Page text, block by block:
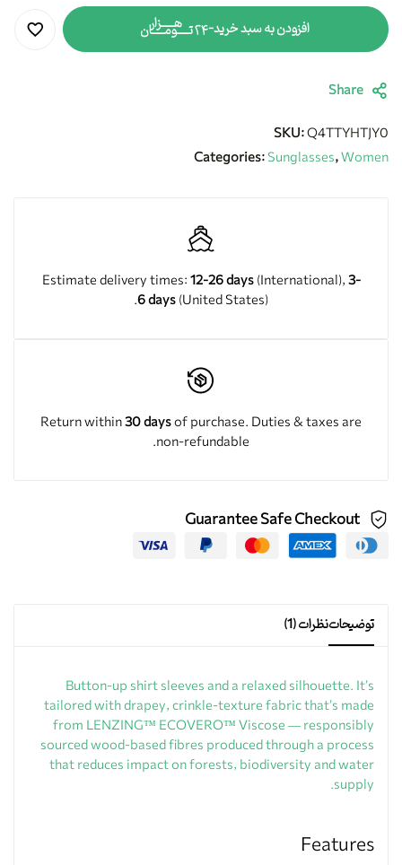
افزودن به سبد خرید-۲۴ هزار
تومان
Share
SKU:Q4TTYHTJY0
Categories:Sunglasses,Women
Estimate delivery times:12-26 days(International),3-
6 days(United States).
Return within30 daysof purchase. Duties & taxes are
non-refundable.
Guarantee Safe Checkout
توضیحاتنظرات (1)
Button-up shirt sleeves and a relaxed silhouette. It’s
tailored with drapey, crinkle-texture fabric that’s made
from LENZING™ ECOVERO™ Viscose — responsibly
sourced wood-based fibres produced through a process
that reduces impact on forests, biodiversity and water
supply.
Features